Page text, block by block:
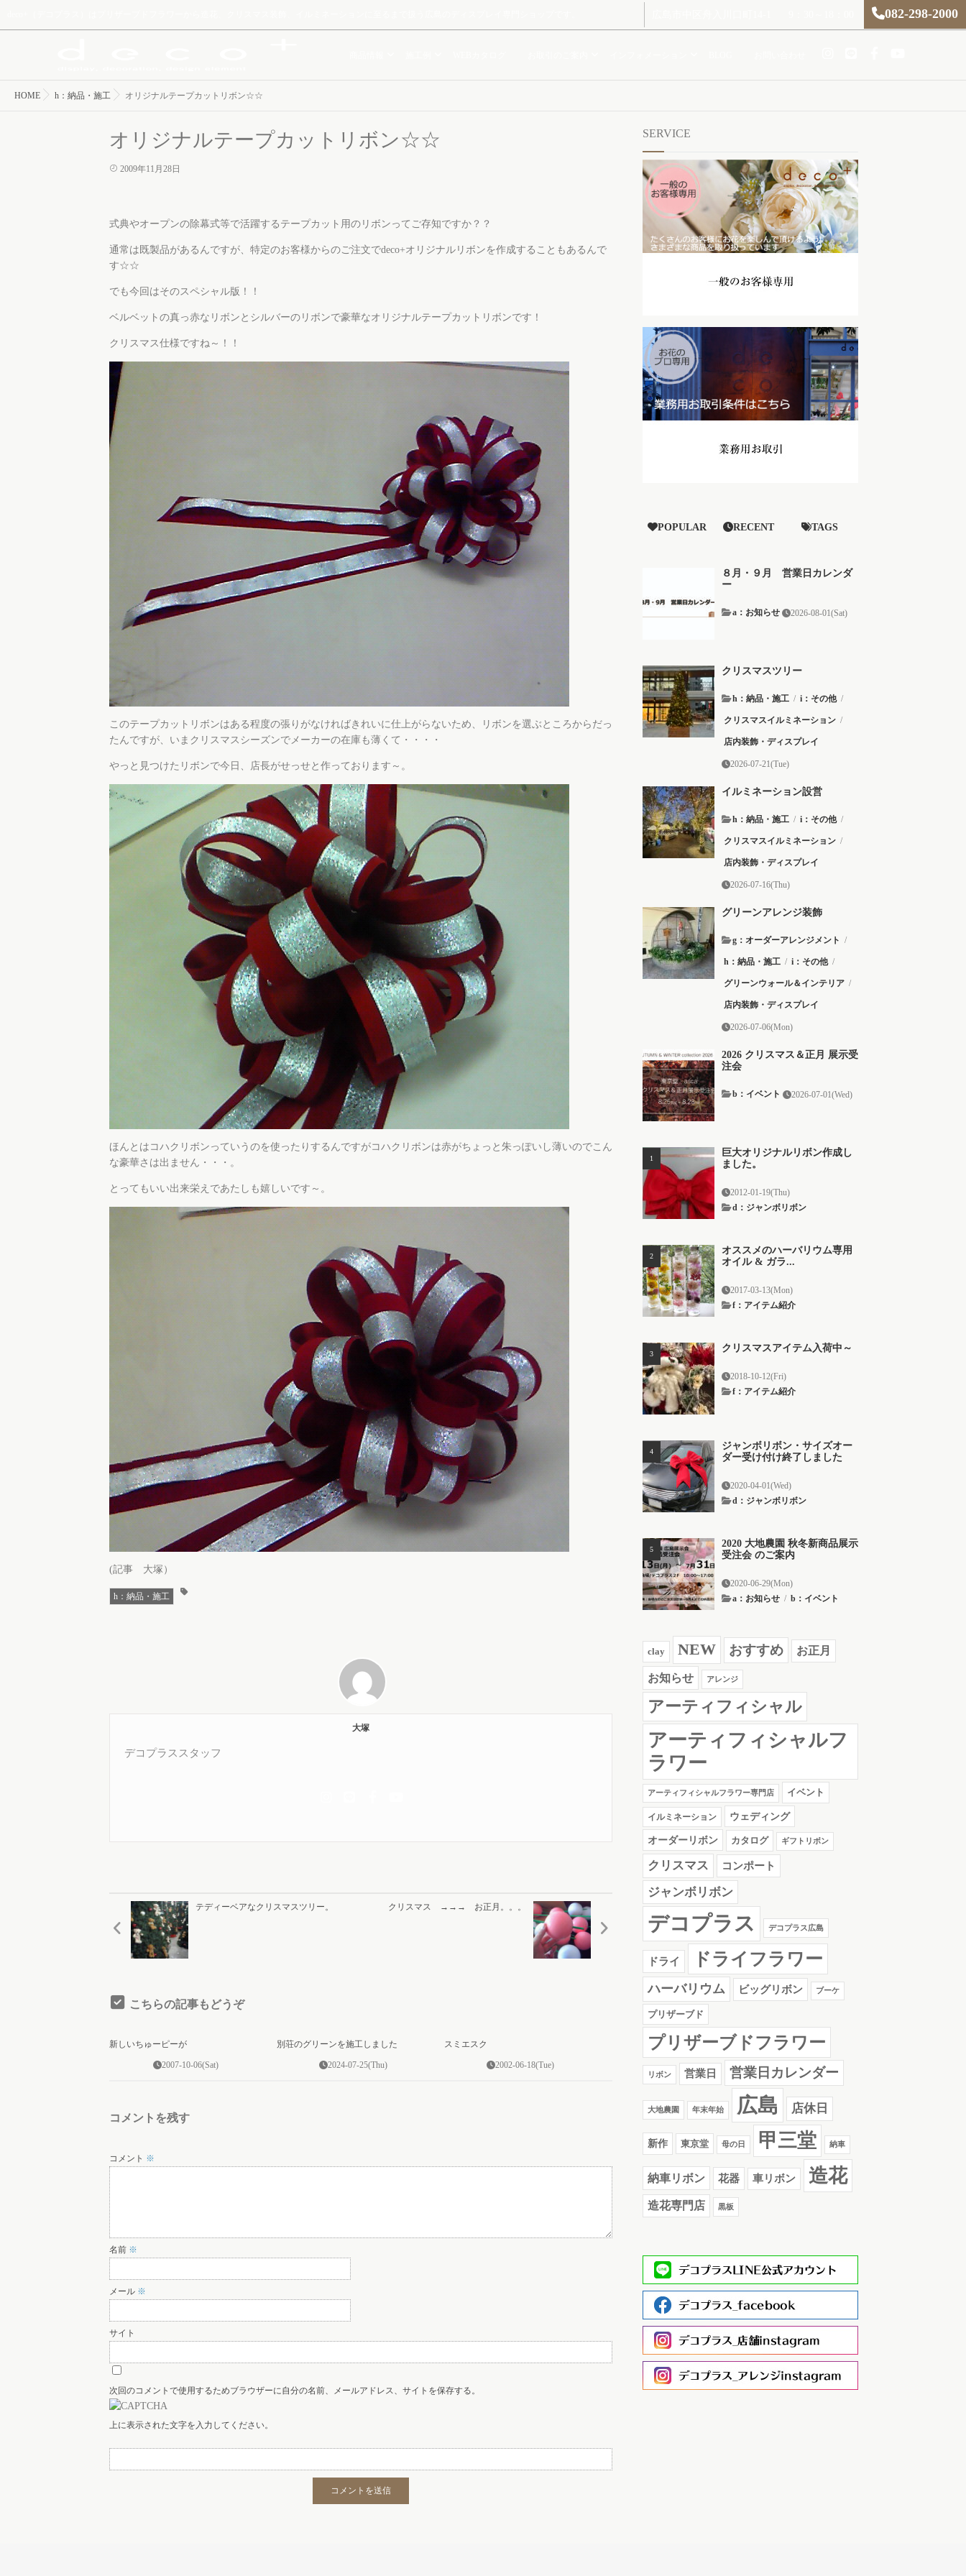
082-298-2000
HOME h：納品・施工 オリジナルテープカットリボン☆☆
オリジナルテープカットリボン☆☆
2009年11月28日
式典やオープンの除幕式等で活躍するテープカット用のリボンってご存知ですか？？
通常は既製品があるんですが、特定のお客様からのご注文でdeco+オリジナルリボンを作成することもあるんで
す☆☆
でも今回はそのスペシャル版！！
ベルベットの真っ赤なリボンとシルバーのリボンで豪華なオリジナルテープカットリボンです！
クリスマス仕様ですね～！！
このテープカットリボンはある程度の張りがなければきれいに仕上がらないため、リボンを選ぶところからだっ
たんですが、いまクリスマスシーズンでメーカーの在庫も薄くて・・・・
やっと見つけたリボンで今日、店長がせっせと作っております～。
ほんとはコハクリボンっていうのを使ったりするんですがコハクリボンは赤がちょっと朱っぽいし薄いのでこん
な豪華さは出ません・・・。
とってもいい出来栄えであたしも嬉しいです～。
(記事 大塚）
h：納品・施工
大塚
デコプラススタッフ
テディーベアなクリスマスツリー。 クリスマス →→→ お正月。。。
こちらの記事もどうぞ
新しいちゅーピーが
2007-10-06(Sat)
別荘のグリーンを施工しました
2024-07-25(Thu)
スミエスク
2002-06-18(Tue)
コメントを残す
コメント ※
名前 ※
メール ※
サイト
次回のコメントで使用するためブラウザーに自分の名前、メールアドレス、サイトを保存する。
上に表示された文字を入力してください。
SERVICE
POPULAR RECENT TAGS
８月・９月 営業日カレンダ
ー
a：お知らせ 2026-08-01(Sat)
クリスマスツリー
h：納品・施工 / i：その他 /
クリスマスイルミネーション /
店内装飾・ディスプレイ
2026-07-21(Tue)
イルミネーション設営
h：納品・施工 / i：その他 /
クリスマスイルミネーション /
店内装飾・ディスプレイ
2026-07-16(Thu)
グリーンアレンジ装飾
g：オーダーアレンジメント /
h：納品・施工 / i：その他 /
グリーンウォール＆インテリア /
店内装飾・ディスプレイ
2026-07-06(Mon)
2026 クリスマス＆正月 展示受
注会
b：イベント 2026-07-01(Wed)
巨大オリジナルリボン作成し
ました。
2012-01-19(Thu)
d：ジャンボリボン
オススメのハーバリウム専用
オイル & ガラ...
2017-03-13(Mon)
f：アイテム紹介
クリスマスアイテム入荷中～
2018-10-12(Fri)
f：アイテム紹介
ジャンボリボン・サイズオー
ダー受け付け終了しました
2020-04-01(Wed)
d：ジャンボリボン
2020 大地農園 秋冬新商品展示
受注会 のご案内
2020-06-29(Mon)
a：お知らせ / b：イベント
clay NEW おすすめ お正月
お知らせ アレンジ
アーティフィシャル
アーティフィシャルフ
ラワー
アーティフィシャルフラワー専門店 イベント
イルミネーション ウェディング
オーダーリボン カタログ ギフトリボン
クリスマス コンポート
ジャンボリボン
デコプラス デコプラス広島
ドライ ドライフラワー
ハーバリウム ビッグリボン ブーケ
プリザーブド
プリザーブドフラワー
リボン 営業日 営業日カレンダー
大地農園 年末年始 広島 店休日
新作 東京堂 母の日 甲三堂 納車
納車リボン 花器 車リボン 造花
造花専門店 黒板